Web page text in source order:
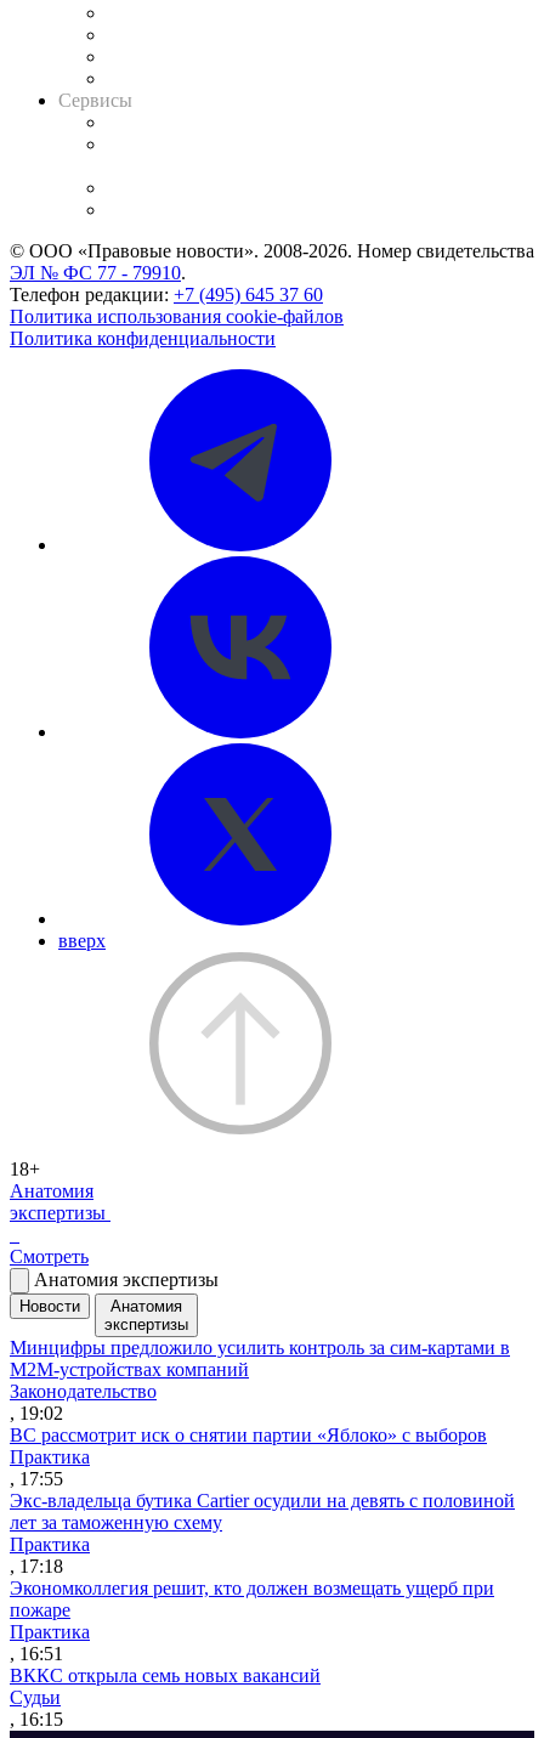
Сервисы
© ООО «Правовые новости». 2008-2026. Номер свидетельства
ЭЛ № ФС 77 - 79910.
Телефон редакции: +7 (495) 645 37 60
Политика использования cookie-файлов
Политика конфиденциальности
вверх
18+
Анатомия
экспертизы
Смотреть
Анатомия экспертизы
Новости
Анатомия
экспертизы
Минцифры предложило усилить контроль за сим-картами в
M2M-устройствах компаний
Законодательство
, 19:02
ВС рассмотрит иск о снятии партии «Яблоко» с выборов
Практика
, 17:55
Экс-владельца бутика Cartier осудили на девять с половиной
лет за таможенную схему
Практика
, 17:18
Экономколлегия решит, кто должен возмещать ущерб при
пожаре
Практика
, 16:51
ВККС открыла семь новых вакансий
Судьи
, 16:15